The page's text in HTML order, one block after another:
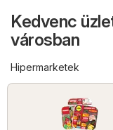
Kedvenc
városban
Hipermarketek